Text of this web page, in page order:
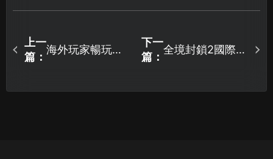
上一
篇：
海外玩家暢玩國
案！
下一
篇：
全境封鎖2國際服
題？